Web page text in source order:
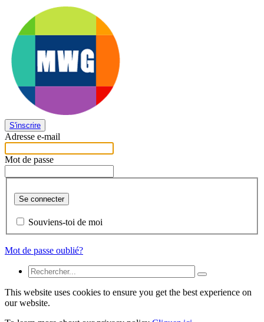
S'inscrire
Adresse e-mail
Mot de passe
Se connecter
Souviens-toi de moi
Mot de passe oublié?
This website uses cookies to ensure you get the best experience on
our website.